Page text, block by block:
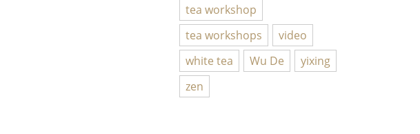
tea workshop
tea workshops
video
white tea
Wu De
yixing
zen